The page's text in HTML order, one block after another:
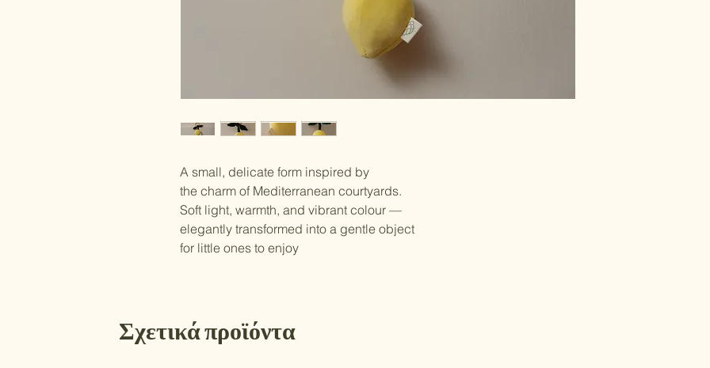
A small, delicate form inspired by
the charm of Mediterranean courtyards.
Soft light, warmth, and vibrant colour —
elegantly transformed into a gentle object
for little ones to enjoy
Σχετικά προϊόντα